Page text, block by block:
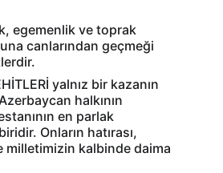
egemenlik ve toprak
canlarından geçmeği
yalnız bir kazanın
halkının
en parlak
Onların hatırası,
milletimizin kalbinde daima